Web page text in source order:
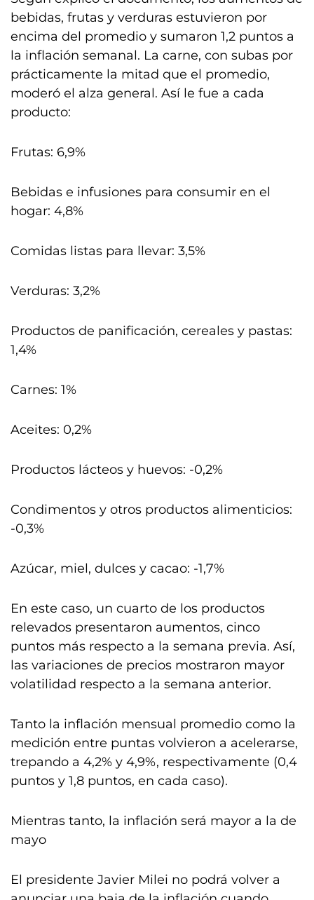
bebidas, frutas y verduras estuvieron por
encima del promedio y sumaron 1,2 puntos a
la inflación semanal. La carne, con subas por
prácticamente la mitad que el promedio,
moderó el alza general. Así le fue a cada
producto:
Frutas: 6,9%
Bebidas e infusiones para consumir en el
hogar: 4,8%
Comidas listas para llevar: 3,5%
Verduras: 3,2%
Productos de panificación, cereales y pastas:
1,4%
Carnes: 1%
Aceites: 0,2%
Productos lácteos y huevos: -0,2%
Condimentos y otros productos alimenticios:
-0,3%
Azúcar, miel, dulces y cacao: -1,7%
En este caso, un cuarto de los productos
relevados presentaron aumentos, cinco
puntos más respecto a la semana previa. Así,
las variaciones de precios mostraron mayor
volatilidad respecto a la semana anterior.
Tanto la inflación mensual promedio como la
medición entre puntas volvieron a acelerarse,
trepando a 4,2% y 4,9%, respectivamente (0,4
puntos y 1,8 puntos, en cada caso).
Mientras tanto, la inflación será mayor a la de
mayo
El presidente Javier Milei no podrá volver a